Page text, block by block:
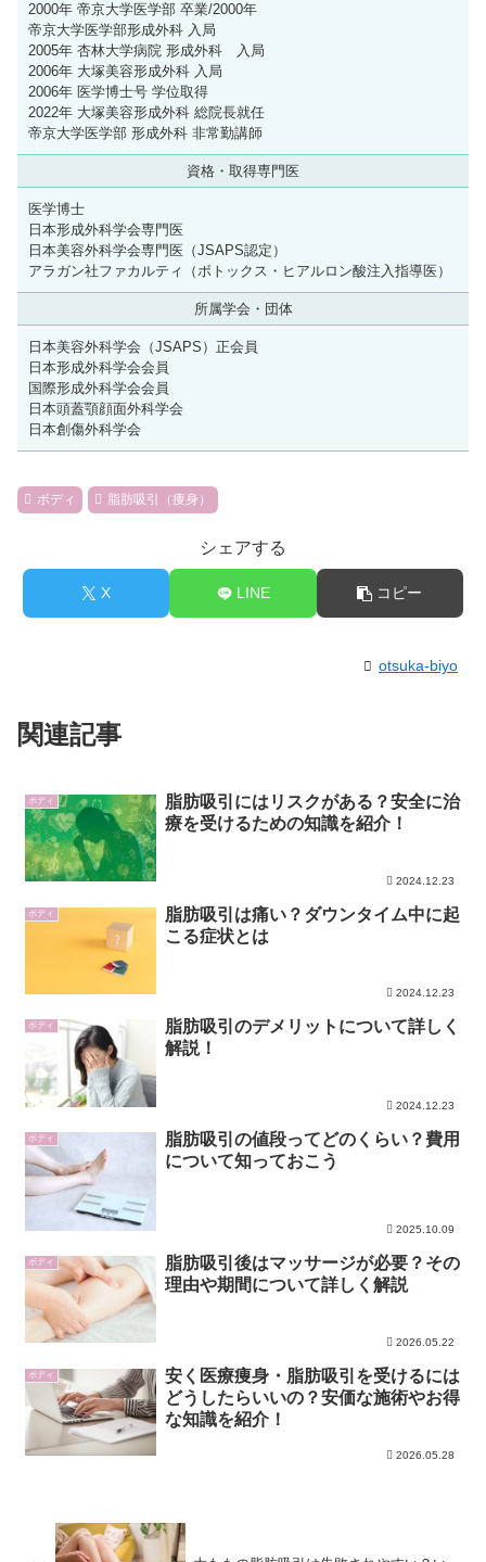
2000年 帝京大学医学部 卒業/2000年
帝京大学医学部形成外科 入局
2005年 杏林大学病院 形成外科 入局
2006年 大塚美容形成外科 入局
2006年 医学博士号 学位取得
2022年 大塚美容形成外科 総院長就任
帝京大学医学部 形成外科 非常勤講師
資格・取得専門医
医学博士
日本形成外科学会専門医
日本美容外科学会専門医（JSAPS認定）
アラガン社ファカルティ（ボトックス・ヒアルロン酸注入指導医）
所属学会・団体
日本美容外科学会（JSAPS）正会員
日本形成外科学会会員
国際形成外科学会会員
日本頭蓋顎顔面外科学会
日本創傷外科学会
ボディ 脂肪吸引（痩身）
シェアする
X LINE コピー
otsuka-biyo
関連記事
ボディ
脂肪吸引にはリスクがある？安全に治
療を受けるための知識を紹介！
2024.12.23
ボディ
脂肪吸引は痛い？ダウンタイム中に起
こる症状とは
2024.12.23
ボディ
脂肪吸引のデメリットについて詳しく
解説！
2024.12.23
ボディ
脂肪吸引の値段ってどのくらい？費用
について知っておこう
2025.10.09
ボディ
脂肪吸引後はマッサージが必要？その
理由や期間について詳しく解説
2026.05.22
ボディ
安く医療痩身・脂肪吸引を受けるには
どうしたらいいの？安価な施術やお得
な知識を紹介！
2026.05.28